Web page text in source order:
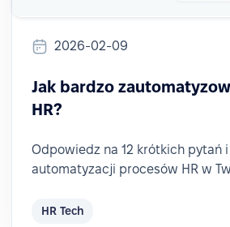
2026-02-09
Jak bardzo
HR?
Odpowiedz na 12 krótkich pytań
automatyzacji procesów HR w
HR Tech